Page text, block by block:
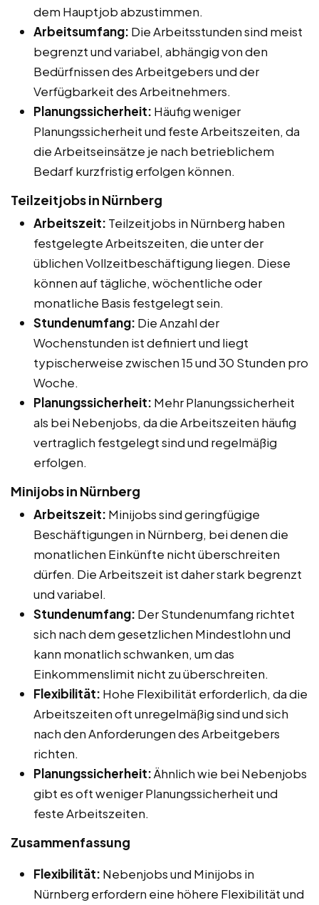
dem Hauptjob abzustimmen.
Arbeitsumfang: Die Arbeitsstunden sind meist
begrenzt und variabel, abhängig von den
Bedürfnissen des Arbeitgebers und der
Verfügbarkeit des Arbeitnehmers.
Planungssicherheit: Häufig weniger
Planungssicherheit und feste Arbeitszeiten, da
die Arbeitseinsätze je nach betrieblichem
Bedarf kurzfristig erfolgen können.
Teilzeitjobs in Nürnberg
Arbeitszeit: Teilzeitjobs in Nürnberg haben
festgelegte Arbeitszeiten, die unter der
üblichen Vollzeitbeschäftigung liegen. Diese
können auf tägliche, wöchentliche oder
monatliche Basis festgelegt sein.
Stundenumfang: Die Anzahl der
Wochenstunden ist definiert und liegt
typischerweise zwischen 15 und 30 Stunden pro
Woche.
Planungssicherheit: Mehr Planungssicherheit
als bei Nebenjobs, da die Arbeitszeiten häufig
vertraglich festgelegt sind und regelmäßig
erfolgen.
Minijobs in Nürnberg
Arbeitszeit: Minijobs sind geringfügige
Beschäftigungen in Nürnberg, bei denen die
monatlichen Einkünfte nicht überschreiten
dürfen. Die Arbeitszeit ist daher stark begrenzt
und variabel.
Stundenumfang: Der Stundenumfang richtet
sich nach dem gesetzlichen Mindestlohn und
kann monatlich schwanken, um das
Einkommenslimit nicht zu überschreiten.
Flexibilität: Hohe Flexibilität erforderlich, da die
Arbeitszeiten oft unregelmäßig sind und sich
nach den Anforderungen des Arbeitgebers
richten.
Planungssicherheit:Ähnlich wie bei Nebenjobs
gibt es oft weniger Planungssicherheit und
feste Arbeitszeiten.
Zusammenfassung
Flexibilität: Nebenjobs und Minijobs in
Nürnberg erfordern eine höhere Flexibilität und